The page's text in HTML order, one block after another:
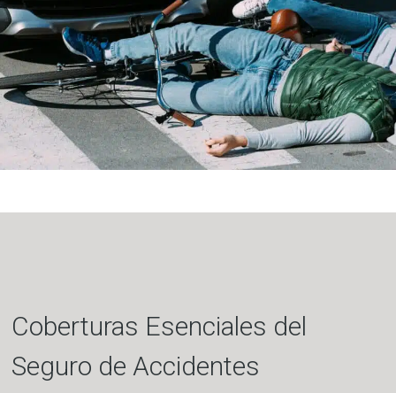
Coberturas Esenciales del
Seguro de Accidentes